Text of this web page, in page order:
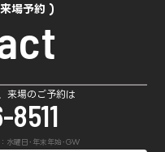
場予約
来場のご予約は
水曜日･年末年始･GW